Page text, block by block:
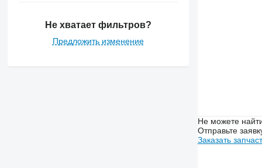
Не хватает фильтров?
Предложить изменение
Не можете
Отправьте
Заказать